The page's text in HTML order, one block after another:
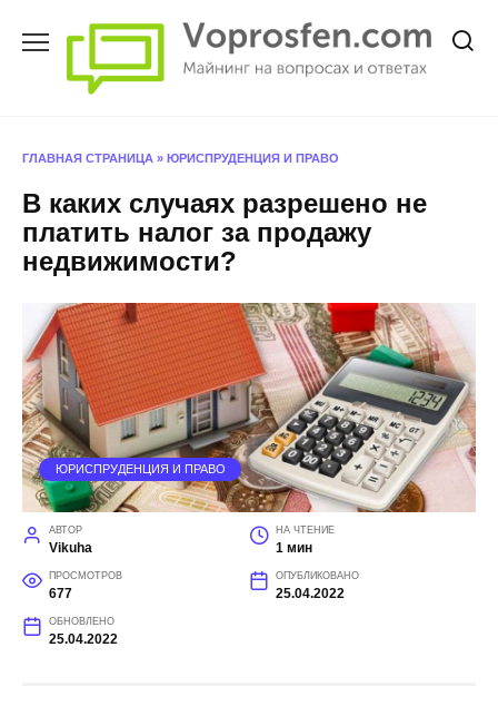
ГЛАВНАЯ СТРАНИЦА » ЮРИСПРУДЕНЦИЯ И ПРАВО
В каких случаях разрешено не
платить налог за продажу
недвижимости?
ЮРИСПРУДЕНЦИЯ И ПРАВО
АВТОР
Vikuha
НА ЧТЕНИЕ
1 мин
ПРОСМОТРОВ
677
ОПУБЛИКОВАНО
25.04.2022
ОБНОВЛЕНО
25.04.2022